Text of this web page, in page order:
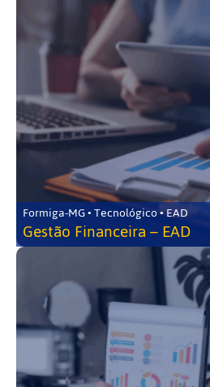
Formiga-MG • Tecnológico • EAD
Gestão Financeira – EAD